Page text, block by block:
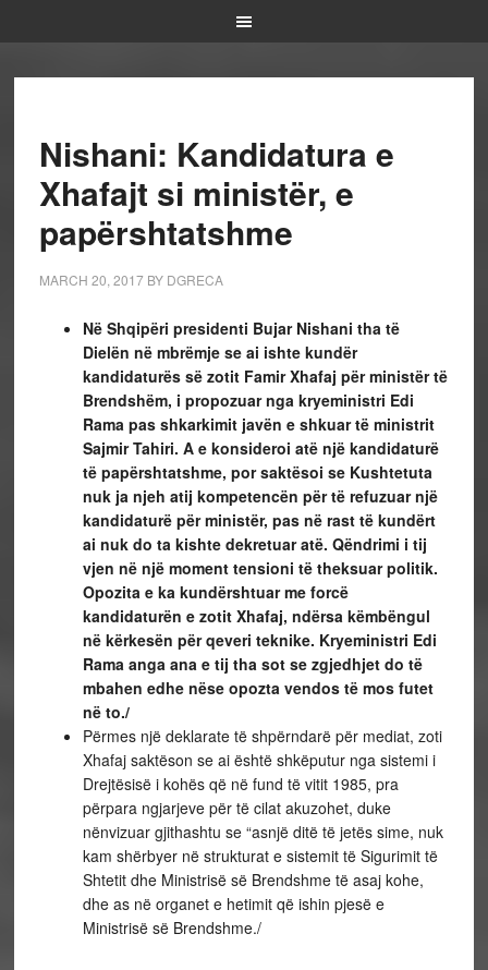
Nishani: Kandidatura e
Xhafajt si ministër, e
papërshtatshme
MARCH 20, 2017BY DGRECA
Në Shqipëri presidenti Bujar Nishani tha të
Dielën në mbrëmje se ai ishte kundër
kandidaturës së zotit Famir Xhafaj për ministër të
Brendshëm, i propozuar nga kryeministri Edi
Rama pas shkarkimit javën e shkuar të ministrit
Sajmir Tahiri. A e konsideroi atë një kandidaturë
të papërshtatshme, por saktësoi se Kushtetuta
nuk ja njeh atij kompetencën për të refuzuar një
kandidaturë për ministër, pas në rast të kundërt
ai nuk do ta kishte dekretuar atë. Qëndrimi i tij
vjen në një moment tensioni të theksuar politik.
Opozita e ka kundërshtuar me forcë
kandidaturën e zotit Xhafaj, ndërsa këmbëngul
në kërkesën për qeveri teknike. Kryeministri Edi
Rama anga ana e tij tha sot se zgjedhjet do të
mbahen edhe nëse opozta vendos të mos futet
në to./
Përmes një deklarate të shpërndarë për mediat, zoti
Xhafaj saktëson se ai është shkëputur nga sistemi i
Drejtësisë i kohës që në fund të vitit 1985, pra
përpara ngjarjeve për të cilat akuzohet, duke
nënvizuar gjithashtu se “asnjë ditë të jetës sime, nuk
kam shërbyer në strukturat e sistemit të Sigurimit të
Shtetit dhe Ministrisë së Brendshme të asaj kohe,
dhe as në organet e hetimit që ishin pjesë e
Ministrisë së Brendshme./